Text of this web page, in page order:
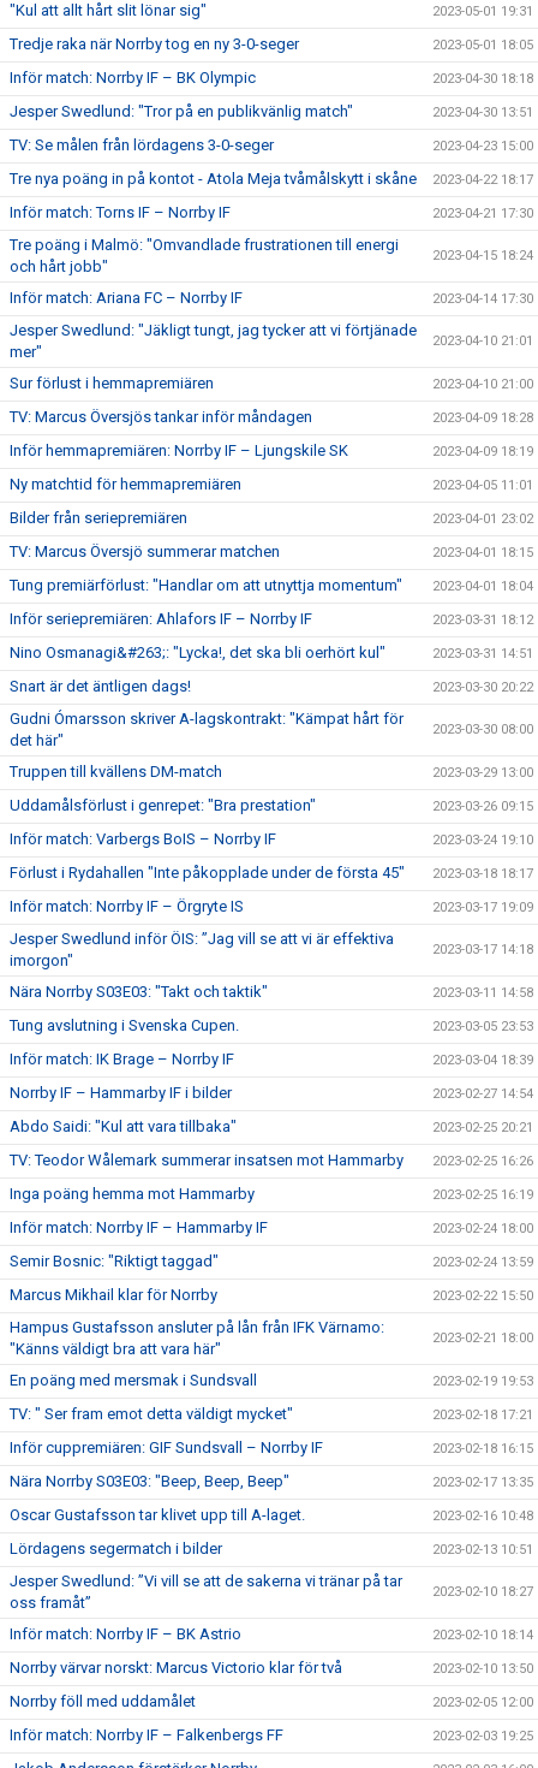
"Kul att allt hårt slit lönar sig" 2023-05-01 19:31
Tredje raka när Norrby tog en ny 3-0-seger 2023-05-01 18:05
Inför match: Norrby IF – BK Olympic 2023-04-30 18:18
Jesper Swedlund: "Tror på en publikvänlig match" 2023-04-30 13:51
TV: Se målen från lördagens 3-0-seger 2023-04-23 15:00
Tre nya poäng in på kontot - Atola Meja tvåmålskytt i skåne 2023-04-22 18:17
Inför match: Torns IF – Norrby IF 2023-04-21 17:30
Tre poäng i Malmö: "Omvandlade frustrationen till energi
och hårt jobb"
2023-04-15 18:24
Inför match: Ariana FC – Norrby IF 2023-04-14 17:30
Jesper Swedlund: "Jäkligt tungt, jag tycker att vi förtjänade
mer"
2023-04-10 21:01
Sur förlust i hemmapremiären 2023-04-10 21:00
TV: Marcus Översjös tankar inför måndagen 2023-04-09 18:28
Inför hemmapremiären: Norrby IF – Ljungskile SK 2023-04-09 18:19
Ny matchtid för hemmapremiären 2023-04-05 11:01
Bilder från seriepremiären 2023-04-01 23:02
TV: Marcus Översjö summerar matchen 2023-04-01 18:15
Tung premiärförlust: "Handlar om att utnyttja momentum" 2023-04-01 18:04
Inför seriepremiären: Ahlafors IF – Norrby IF 2023-03-31 18:12
Nino Osmanagi&#263;: "Lycka!, det ska bli oerhört kul" 2023-03-31 14:51
Snart är det äntligen dags! 2023-03-30 20:22
Gudni Ómarsson skriver A-lagskontrakt: "Kämpat hårt för
det här"
2023-03-30 08:00
Truppen till kvällens DM-match 2023-03-29 13:00
Uddamålsförlust i genrepet: "Bra prestation" 2023-03-26 09:15
Inför match: Varbergs BoIS – Norrby IF 2023-03-24 19:10
Förlust i Rydahallen "Inte påkopplade under de första 45" 2023-03-18 18:17
Inför match: Norrby IF – Örgryte IS 2023-03-17 19:09
Jesper Swedlund inför ÖIS: ”Jag vill se att vi är effektiva
imorgon"
2023-03-17 14:18
Nära Norrby S03E03: "Takt och taktik" 2023-03-11 14:58
Tung avslutning i Svenska Cupen. 2023-03-05 23:53
Inför match: IK Brage – Norrby IF 2023-03-04 18:39
Norrby IF – Hammarby IF i bilder 2023-02-27 14:54
Abdo Saidi: "Kul att vara tillbaka" 2023-02-25 20:21
TV: Teodor Wålemark summerar insatsen mot Hammarby 2023-02-25 16:26
Inga poäng hemma mot Hammarby 2023-02-25 16:19
Inför match: Norrby IF – Hammarby IF 2023-02-24 18:00
Semir Bosnic: "Riktigt taggad" 2023-02-24 13:59
Marcus Mikhail klar för Norrby 2023-02-22 15:50
Hampus Gustafsson ansluter på lån från IFK Värnamo:
"Känns väldigt bra att vara här"
2023-02-21 18:00
En poäng med mersmak i Sundsvall 2023-02-19 19:53
TV: " Ser fram emot detta väldigt mycket" 2023-02-18 17:21
Inför cuppremiären: GIF Sundsvall – Norrby IF 2023-02-18 16:15
Nära Norrby S03E03: "Beep, Beep, Beep" 2023-02-17 13:35
Oscar Gustafsson tar klivet upp till A-laget. 2023-02-16 10:48
Lördagens segermatch i bilder 2023-02-13 10:51
Jesper Swedlund: ”Vi vill se att de sakerna vi tränar på tar
oss framåt”
2023-02-10 18:27
Inför match: Norrby IF – BK Astrio 2023-02-10 18:14
Norrby värvar norskt: Marcus Victorio klar för två 2023-02-10 13:50
Norrby föll med uddamålet 2023-02-05 12:00
Inför match: Norrby IF – Falkenbergs FF 2023-02-03 19:25